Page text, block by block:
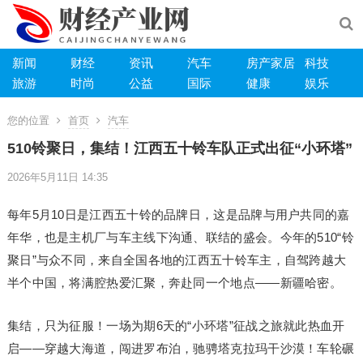
新闻 财经 资讯 汽车 房产家居
科技
旅游
时尚 公益 国际 健康 娱乐
您的位置 首页 汽车
510铃聚日，集结！江西五十铃车队正式出征“小环塔”
2026年5月11日 14:35
每年5月10日是江西五十铃的品牌日，这是品牌与用户共同的嘉
年华，也是主机厂与车主线下沟通、联结的盛会。今年的510“铃
聚日”与众不同，来自全国各地的江西五十铃车主，自驾跨越大
半个中国，将满腔热爱汇聚，奔赴同一个地点——新疆哈密。
集结，只为征服！一场为期6天的“小环塔”征战之旅就此热血开
启——穿越大海道，闯进罗布泊，驰骋塔克拉玛干沙漠！车轮碾